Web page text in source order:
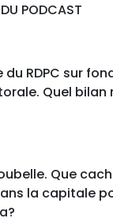
PODCAST
RDPC sur
Quel bilan
Que
la capitale